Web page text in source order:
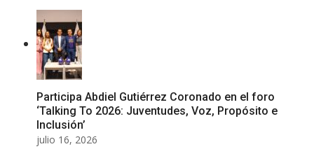
Participa Abdiel Gutiérrez Coronado en el foro
‘Talking To 2026: Juventudes, Voz, Propósito e
Inclusión’
julio 16, 2026